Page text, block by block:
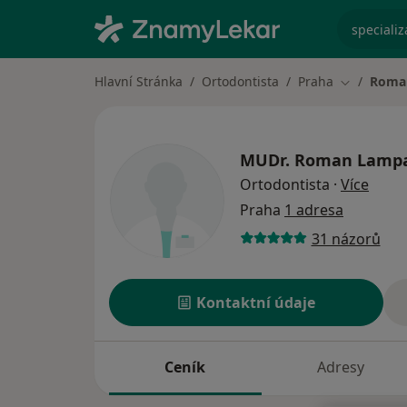
Hlavní Stránka Ortodontista Praha Změna
MUDr. Roman
Ortodontista · Více
Praha 1 adresa
31 názorů
Kontaktní údaje
Ceník Adresy